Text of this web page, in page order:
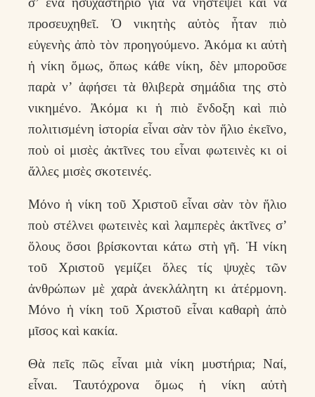
προσευχηθεῖ. Ὁ νικητὴς αὐτὸς ἦταν πιὸ
εὐγενὴς ἀπὸ τὸν προηγούμενο. Ἀκόμα κι αὐτὴ
ἡ νίκη ὅμως, ὅπως κάθε νίκη, δὲν μποροῦσε
παρὰ ν’ ἀφήσει τὰ θλιβερὰ σημάδια της στὸ
νικημένο. Ἀκόμα κι ἡ πιὸ ἔνδοξη καὶ πιὸ
πολιτισμένη ἱστορία εἶναι σὰν τὸν ἥλιο ἐκεῖνο,
ποὺ οἱ μισὲς ἀκτῖνες του εἶναι φωτεινὲς κι οἱ
ἄλλες μισὲς σκοτεινές.
Μόνο ἡ νίκη τοῦ Χριστοῦ εἶναι σὰν τὸν ἥλιο
ποὺ στέλνει φωτεινὲς καὶ λαμπερὲς ἀκτῖνες σ’
ὅλους ὅσοι βρίσκονται κάτω στὴ γῆ. Ἡ νίκη
τοῦ Χριστοῦ γεμίζει ὅλες τίς ψυχὲς τῶν
ἀνθρώπων μὲ χαρὰ ἀνεκλάλητη κι ἀτέρμονη.
Μόνο ἡ νίκη τοῦ Χριστοῦ εἶναι καθαρὴ ἀπὸ
μῖσος καὶ κακία.
Θὰ πεῖς πῶς εἶναι μιὰ νίκη μυστήρια; Ναί,
εἶναι. Ταυτόχρονα ὅμως ἡ νίκη αὐτὴ